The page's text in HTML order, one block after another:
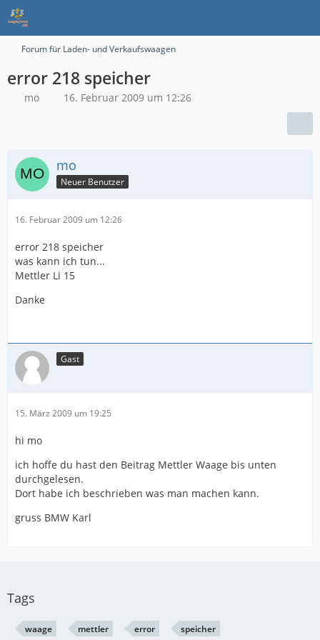
Forum für Laden- und Verkaufswaagen
error 218 speicher
mo 16. Februar 2009 um 12:26
mo
Neuer Benutzer
16. Februar 2009 um 12:26
error 218 speicher
was kann ich tun...
Mettler Li 15
Danke
Gast
15. März 2009 um 19:25
hi mo
ich hoffe du hast den Beitrag Mettler Waage bis unten
durchgelesen.
Dort habe ich beschrieben was man machen kann.
gruss BMW Karl
Tags
waage mettler error speicher